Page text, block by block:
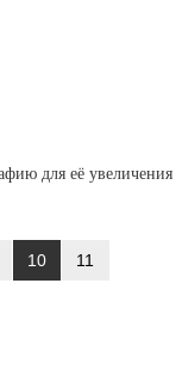
для её увеличения
10 11